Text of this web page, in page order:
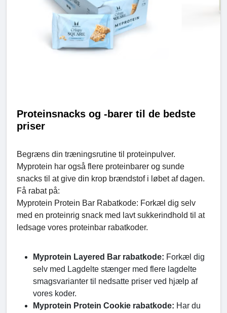
Proteinsnacks og -barer til de bedste
priser
Begræns din træningsrutine til proteinpulver.
Myprotein har også flere proteinbarer og sunde
snacks til at give din krop brændstof i løbet af dagen.
Få rabat på:
Myprotein Protein Bar Rabatkode: Forkæl dig selv
med en proteinrig snack med lavt sukkerindhold til at
ledsage vores proteinbar rabatkoder.
Myprotein Layered Bar rabatkode: Forkæl dig
selv med Lagdelte stænger med flere lagdelte
smagsvarianter til nedsatte priser ved hjælp af
vores koder.
Myprotein Protein Cookie rabatkode: Har du